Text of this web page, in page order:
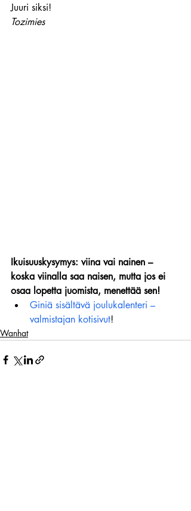
Juuri siksi!
Tozimies
Ikuisuuskysymys: viina vai nainen –
koska viinalla saa naisen, mutta jos ei
osaa lopetta juomista, menettää sen!
Giniä sisältävä joulukalenteri –
valmistajan kotisivut!
Wanhat